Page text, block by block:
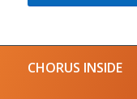
CHORUS INSIDE